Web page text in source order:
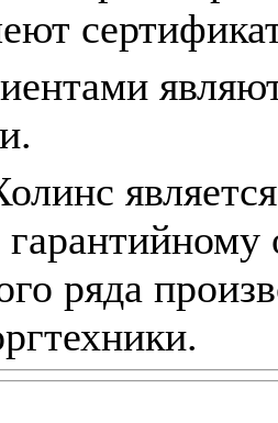
ряда